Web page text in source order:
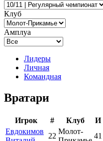
Клуб
Амплуа
Лидеры
Личная
Командная
Вратари
Игрок # Клуб И
Евдокимов
22
Молот-
41